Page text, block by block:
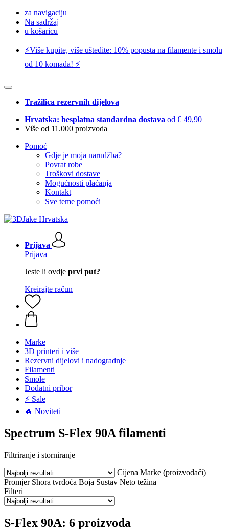
za navigaciju
Na sadržaj
u košaricu
⚡️Više kupite, više uštedite: 10% popusta na filamente i smolu
od 10 komada! ⚡️
Tražilica rezervnih dijelova
Hrvatska: besplatna standardna dostava od € 49,90
Više od 11.000 proizvoda
Pomoć
Gdje je moja narudžba?
Povrat robe
Troškovi dostave
Mogućnosti plaćanja
Kontakt
Sve teme pomoći
Prijava
Prijava
Jeste li ovdje prvi put?
Kreirajte račun
Marke
3D printeri i više
Rezervni dijelovi i nadogradnje
Filamenti
Smole
Dodatni pribor
⚡ Sale
🔥 Noviteti
Spectrum S-Flex 90A filamenti
Filtriranje i storniranje
Cijena Marke (proizvođači)
Promjer Shora tvrdoća Boja Sustav Neto težina
Filteri
S-Flex 90A: 6 proizvoda